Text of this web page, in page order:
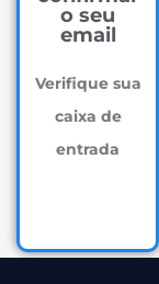
o seu
email
Verifique sua
caixa de
entrada